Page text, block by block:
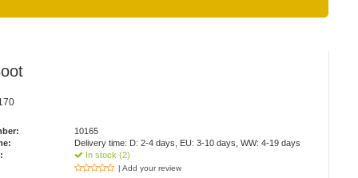
10165
Delivery time: D: 2-4 days, EU: 3-10 days, WW: 4-19 days
In stock (2)
| Add your review